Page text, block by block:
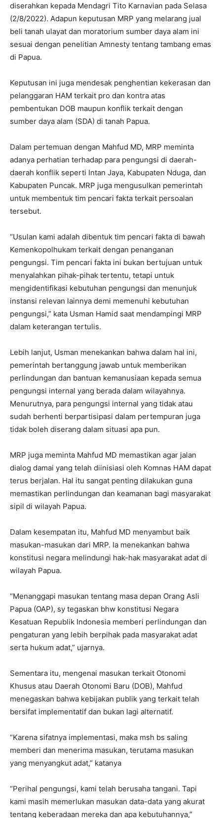
diserahkan kepada Mendagri Tito Karnavian pada Selasa
(2/8/2022). Adapun keputusan MRP yang melarang jual
beli tanah ulayat dan moratorium sumber daya alam ini
sesuai dengan penelitian Amnesty tentang tambang emas
di Papua.
Keputusan ini juga mendesak penghentian kekerasan dan
pelanggaran HAM terkait pro dan kontra atas
pembentukan DOB maupun konflik terkait dengan
sumber daya alam (SDA) di tanah Papua.
Dalam pertemuan dengan Mahfud MD, MRP meminta
adanya perhatian terhadap para pengungsi di daerah-
daerah konflik seperti Intan Jaya, Kabupaten Nduga, dan
Kabupaten Puncak. MRP juga mengusulkan pemerintah
untuk membentuk tim pencari fakta terkait persoalan
tersebut.
“Usulan kami adalah dibentuk tim pencari fakta di bawah
Kemenkopolhukam terkait dengan penanganan
pengungsi. Tim pencari fakta ini bukan bertujuan untuk
menyalahkan pihak-pihak tertentu, tetapi untuk
mengidentifikasi kebutuhan pengungsi dan menunjuk
instansi relevan lainnya demi memenuhi kebutuhan
pengungsi,” kata Usman Hamid saat mendampingi MRP
dalam keterangan tertulis.
Lebih lanjut, Usman menekankan bahwa dalam hal ini,
pemerintah bertanggung jawab untuk memberikan
perlindungan dan bantuan kemanusiaan kepada semua
pengungsi internal yang berada dalam wilayahnya.
Menurutnya, para pengungsi internal yang tidak atau
sudah berhenti berpartisipasi dalam pertempuran juga
tidak boleh diserang dalam situasi apa pun.
MRP juga meminta Mahfud MD memastikan agar jalan
dialog damai yang telah diinisiasi oleh Komnas HAM dapat
terus berjalan. Hal itu sangat penting dilakukan guna
memastikan perlindungan dan keamanan bagi masyarakat
sipil di wilayah Papua.
Dalam kesempatan itu, Mahfud MD menyambut baik
masukan-masukan dari MRP. Ia menekankan bahwa
konstitusi negara melindungi hak-hak masyarakat adat di
wilayah Papua.
“Menanggapi masukan tentang masa depan Orang Asli
Papua (OAP), sy tegaskan bhw konstitusi Negara
Kesatuan Republik Indonesia memberi perlindungan dan
pengaturan yang lebih berpihak pada masyarakat adat
serta hukum adat,” ujarnya.
Sementara itu, mengenai masukan terkait Otonomi
Khusus atau Daerah Otonomi Baru (DOB), Mahfud
menegaskan bahwa kebijakan publik yang terkait telah
bersifat implementatif dan bukan lagi alternatif.
“Karena sifatnya implementasi, maka msh bs saling
memberi dan menerima masukan, terutama masukan
yang menyangkut adat,” katanya
“Perihal pengungsi, kami telah berusaha tangani. Tapi
kami masih memerlukan masukan data-data yang akurat
tentang keberadaan mereka dan apa kebutuhannya,”